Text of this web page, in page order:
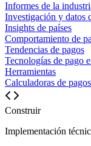
Informes de la
Investigación y datos
Insights de países
Comportamiento de
Tendencias de pagos
Tecnologías de pago
Herramientas
Calculadoras de
Construir
Implementación